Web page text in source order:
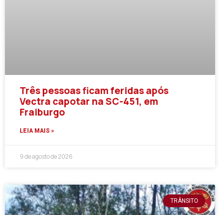
Três pessoas ficam feridas após
Vectra capotar na SC-451, em
Fraiburgo
LEIA MAIS »
9 de agosto de 2026
TRÂNSITO